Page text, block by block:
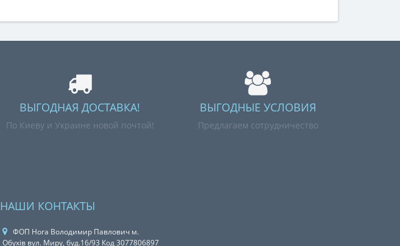
ВЫГОДНАЯ ДОСТАВКА!
По Киеву и Украине новой почтой!
ВЫГОДНЫЕ УСЛОВИЯ
Предлагаем сотрудничество
НАШИ КОНТАКТЫ
ФОП Нога Володимир Павлович м.
Обухів вул. Миру, буд.16/93 Код 3077806897